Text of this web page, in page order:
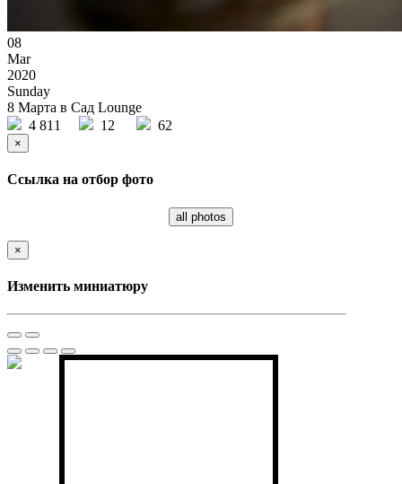
08
Mar
2020
Sunday
8 Марта в Сад Lounge
4 811
12 62
×
Ссылка на отбор фото
all photos
×
Изменить миниатюру